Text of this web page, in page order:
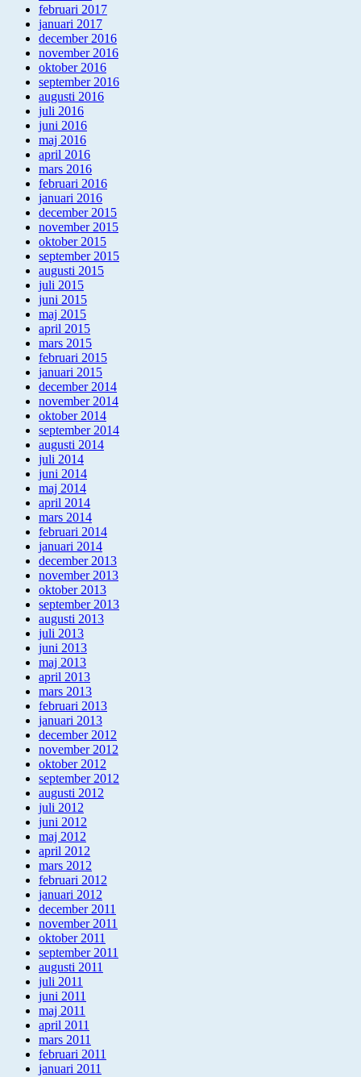
februari 2017
januari 2017
december 2016
november 2016
oktober 2016
september 2016
augusti 2016
juli 2016
juni 2016
maj 2016
april 2016
mars 2016
februari 2016
januari 2016
december 2015
november 2015
oktober 2015
september 2015
augusti 2015
juli 2015
juni 2015
maj 2015
april 2015
mars 2015
februari 2015
januari 2015
december 2014
november 2014
oktober 2014
september 2014
augusti 2014
juli 2014
juni 2014
maj 2014
april 2014
mars 2014
februari 2014
januari 2014
december 2013
november 2013
oktober 2013
september 2013
augusti 2013
juli 2013
juni 2013
maj 2013
april 2013
mars 2013
februari 2013
januari 2013
december 2012
november 2012
oktober 2012
september 2012
augusti 2012
juli 2012
juni 2012
maj 2012
april 2012
mars 2012
februari 2012
januari 2012
december 2011
november 2011
oktober 2011
september 2011
augusti 2011
juli 2011
juni 2011
maj 2011
april 2011
mars 2011
februari 2011
januari 2011